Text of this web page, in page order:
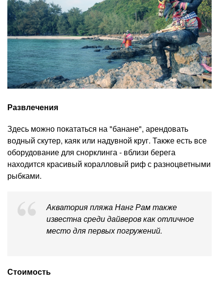
Развлечения
Здесь можно покататься на "банане", арендовать
водный скутер, каяк или надувной круг. Также есть все
оборудование для снорклинга - вблизи берега
находится красивый коралловый риф с разноцветными
рыбками.
Акватория пляжа Нанг Рам также
известна среди дайверов как отличное
место для первых погружений.
Стоимость